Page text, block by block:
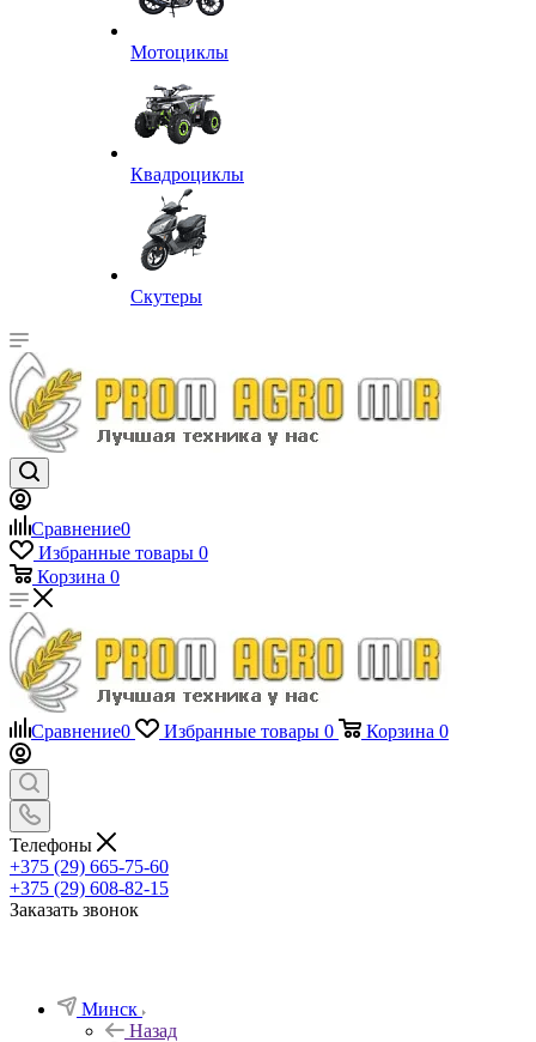
Мотоциклы
Квадроциклы
Скутеры
Сравнение0
Избранные товары 0
Корзина 0
Сравнение0 Избранные товары 0 Корзина 0
Телефоны
+375 (29) 665-75-60
+375 (29) 608-82-15
Заказать звонок
Минск
Назад